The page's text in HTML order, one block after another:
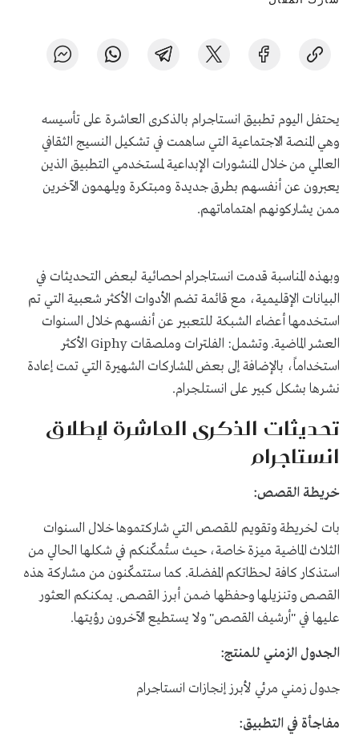
يحتفل اليوم تطبيق انستاجرام بالذكرى العاشرة على تأسيسه
وهي المنصة الاجتماعية التي ساهمت في تشكيل النسيج الثقافي
العالمي من خلال المنشورات الإبداعية لمستخدمي التطبيق الذين
يعبرون عن أنفسهم بطرق جديدة ومبتكرة ويلهمون الآخرين
ممن يشاركونهم اهتماماتهم.
وبهذه المناسبة قدمت انستاجرام احصائية لبعض التحديثات في
البيانات الإقليمية، مع قائمة تضم الأدوات الأكثر شعبية التي تم
استخدمها أعضاء الشبكة للتعبير عن أنفسهم خلال السنوات
العشر الماضية. وتشمل: الفلترات وملصقات Giphy الأكثر
استخداماً، بالإضافة إلى بعض المشاركات الشهيرة التي تمت إعادة
نشرها بشكل كبير على انستلجرام.
تحديثات الذكرى العاشرة لإطلاق
انستاجرام
خريطة القصص:
بات لخريطة وتقويم للقصص التي شاركتموها خلال السنوات
الثلاث الماضية ميزة خاصة، حيث ستُمكّنكم في شكلها الحالي من
استذكار كافة لحظاتكم المفضلة. كما ستتمكّنون من مشاركة هذه
القصص وتنزيلها وحفظها ضمن أبرز القصص. يمكنكم العثور
عليها في "أرشيف القصص" ولا يستطيع الآخرون رؤيتها.
الجدول الزمني للمنتج:
جدول زمني مرئي لأبرز إنجازات انستاجرام
مفاجأة في التطبيق: